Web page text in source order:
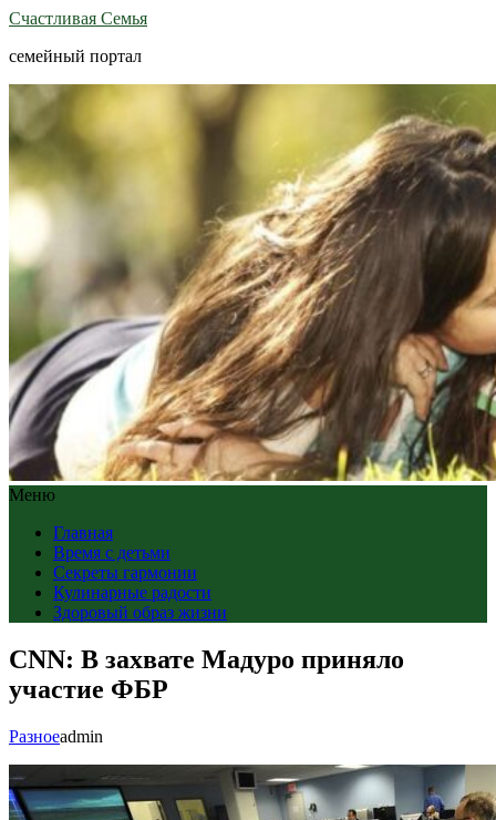
Счастливая Семья
семейный портал
Меню
Главная
Время с детьми
Секреты гармонии
Кулинарные радости
Здоровый образ жизни
CNN: В захвате Мадуро приняло
участие ФБР
Разноеadmin